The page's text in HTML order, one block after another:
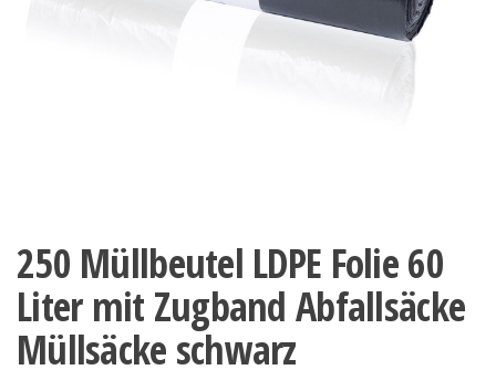
250 Müllbeutel LDPE Folie 60
Liter mit Zugband Abfallsäcke
Müllsäcke schwarz